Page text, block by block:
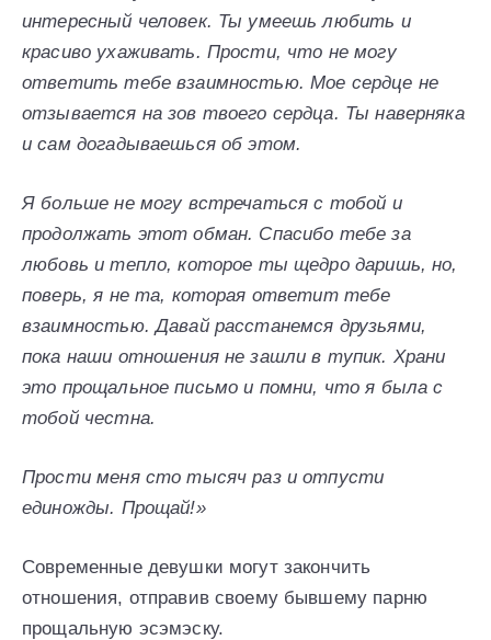
интересный человек. Ты умеешь любить и
красиво ухаживать. Прости, что не могу
ответить тебе взаимностью. Мое сердце не
отзывается на зов твоего сердца. Ты наверняка
и сам догадываешься об этом.
Я больше не могу встречаться с тобой и
продолжать этот обман. Спасибо тебе за
любовь и тепло, которое ты щедро даришь, но,
поверь, я не та, которая ответит тебе
взаимностью. Давай расстанемся друзьями,
пока наши отношения не зашли в тупик. Храни
это прощальное письмо и помни, что я была с
тобой честна.
Прости меня сто тысяч раз и отпусти
единожды. Прощай!»
Современные девушки могут закончить
отношения, отправив своему бывшему парню
прощальную эсэмэску.